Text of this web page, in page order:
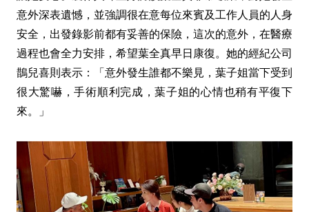
意外深表遺憾，並強調很在意每位來賓及工作人員的人身
安全，出發錄影前都有妥善的保險，這次的意外，在醫療
過程也會全力安排，希望葉全真早日康復。她的經紀公司
鵲兒喜則表示：「意外發生誰都不樂見，葉子姐當下受到
很大驚嚇，手術順利完成，葉子姐的心情也稍有平復下
來。」